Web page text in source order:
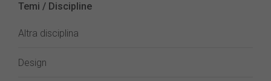
Temi / Discipline
Altra disciplina
Design